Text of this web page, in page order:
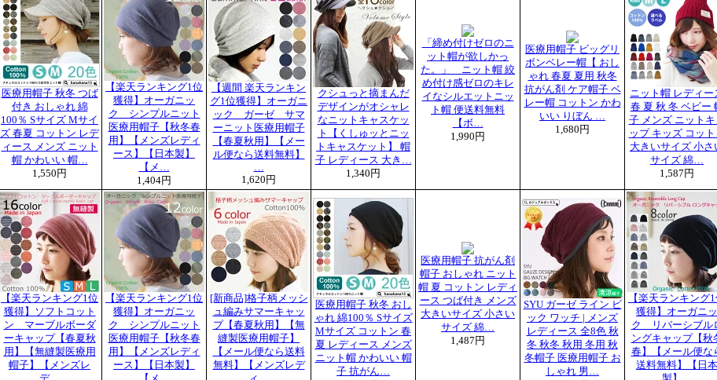
医療用帽子 秋冬 つば
付き おしゃれ 綿
100％ Sサイズ Mサイ
ズ 春夏 コットン レデ
ィース メンズ ニット
帽 かわいい 帽…
1,550円
【楽天ランキング1位
獲得】オーガニッ
ク シンプルニット
医療用帽子【秋冬春
用】【メンズレディ
ース】【日本製】
【メ…
1,404円
【週間 楽天ランキン
グ1位獲得】オーガニ
ック ガーゼ サマ
ーニット医療用帽子
【春夏秋用】【メー
ル便なら送料無料】
…
1,620円
クシュっと摘まんだ
デザインがオシャレ
なニットキャスケッ
ト【くしゅッとニッ
トキャスケット】 帽
子 レディース 大き…
1,340円
「締め付けゼロのニ
ット帽が欲しかっ
た。」 ニット帽 絞
め付け感ゼロのキレ
イなシルエットニッ
ト帽 便送料無料
【ボ…
1,990円
医療用帽子 ビッグリ
ボンベレー帽【 おし
ゃれ 春夏 夏用 秋冬
抗がん剤 ケア帽子 ベ
レー帽 コットン かわ
いい りぼん …
1,680円
ニット帽 レディー
春 夏 秋 冬 ベビー
子 メンズ ニットキ
ップ キッズ コッ
大きいサイズ 小さ
サイズ 綿…
1,587円
【楽天ランキング1位
獲得】ソフトコット
ン マーブルボーダ
ーキャップ【春夏秋
用】【無縫製医療用
帽子】【メンズレ
【楽天ランキング1位
獲得】オーガニッ
ク シンプルニット
医療用帽子【秋冬春
用】【メンズレディ
ース】【日本製】
[新商品]格子柄メッシ
ュ編みサマーキャッ
プ【春夏秋用】【無
縫製医療用帽子】
【メール便なら送料
無料】【メンズレデ
医療用帽子 秋冬 おし
ゃれ 綿100％ Sサイズ
Mサイズ コットン 春
夏 レディース メンズ
ニット帽 かわいい 帽
子 抗がん…
医療用帽子 抗がん剤
帽子 おしゃれ ニット
帽 夏 コットン レディ
ース つば付き メンズ
大きいサイズ 小さい
サイズ 綿…
1,487円
SYU ガーゼ ライン ビ
ック ワッチ | メンズ
レディース 全8色 秋
冬 秋冬 秋用 冬用 秋
冬帽子 医療用帽子 お
しゃれ 男…
【楽天ランキング
獲得】オーガニッ
ク リバーシブル
ングキャップ【秋
春】【メール便な
送料無料】【日本